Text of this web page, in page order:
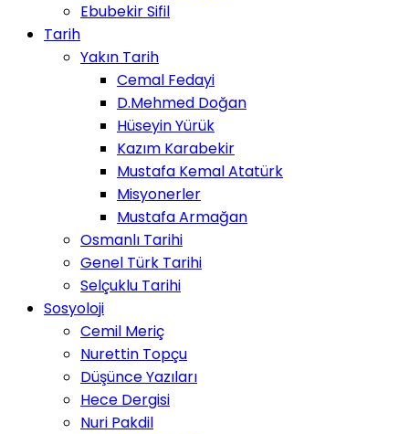
Ebubekir Sifil
Tarih
Yakın Tarih
Cemal Fedayi
D.Mehmed Doğan
Hüseyin Yürük
Kazım Karabekir
Mustafa Kemal Atatürk
Misyonerler
Mustafa Armağan
Osmanlı Tarihi
Genel Türk Tarihi
Selçuklu Tarihi
Sosyoloji
Cemil Meriç
Nurettin Topçu
Düşünce Yazıları
Hece Dergisi
Nuri Pakdil